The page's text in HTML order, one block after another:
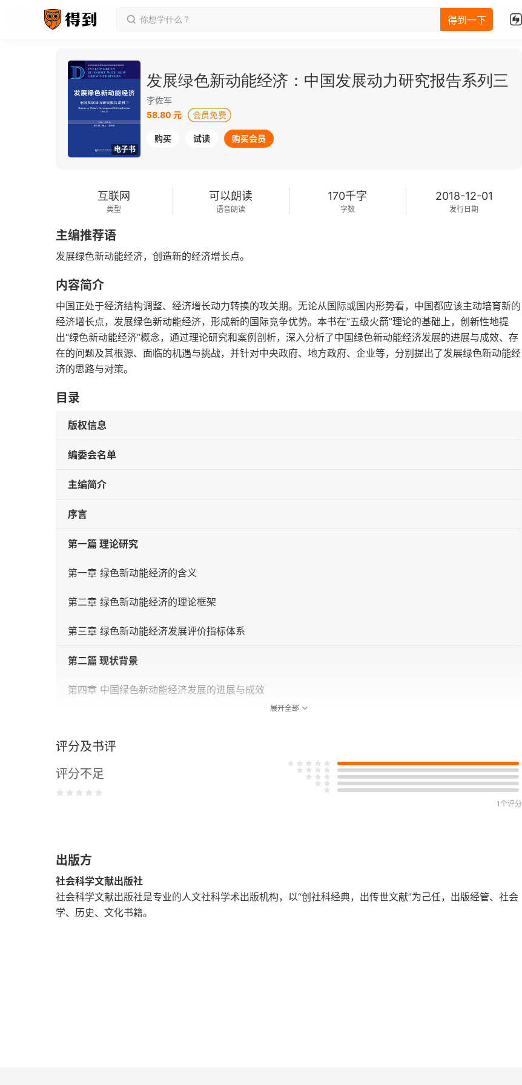
得到一下
电子书
发展绿色新动能经济：中国发展动力研究报告系列三
李佐军
58.80 元
购买 试读 购买会员
互联网
类型
可以朗读
语音朗读
170千字
字数
2018-12-01
发行日期
主编推荐语
发展绿色新动能经济，创造新的经济增长点。
内容简介
中国正处于经济结构调整、经济增长动力转换的攻关期。无论从国际或国内形势看，中国都应该主动培育新的
经济增长点，发展绿色新动能经济，形成新的国际竞争优势。本书在“五级火箭”理论的基础上，创新性地提
出“绿色新动能经济”概念，通过理论研究和案例剖析，深入分析了中国绿色新动能经济发展的进展与成效、存
在的问题及其根源、面临的机遇与挑战，并针对中央政府、地方政府、企业等，分别提出了发展绿色新动能经
济的思路与对策。
目录
版权信息
编委会名单
主编简介
序言
第一篇 理论研究
第一章 绿色新动能经济的含义
第二章 绿色新动能经济的理论框架
第三章 绿色新动能经济发展评价指标体系
第二篇 现状背景
第四章 中国绿色新动能经济发展的进展与成效
第六章 发展绿色新动能经济面临的机遇与挑战
第三篇 案例剖析
第九章 国内企业案例：滴滴出行
第十章 国内企业案例：碧水源
展开全部
评分及书评
评分不足
1个评分
出版方
社会科学文献出版社
社会科学文献出版社是专业的人文社科学术出版机构，以“创社科经典，出传世文献”为己任，出版经管、社会
学、历史、文化书籍。